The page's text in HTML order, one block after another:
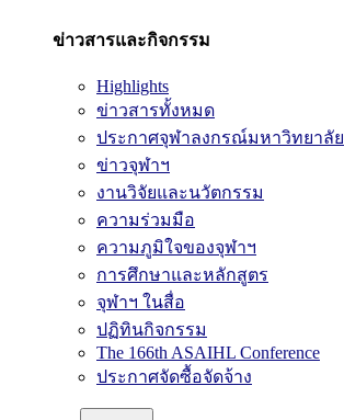
ข่าวสารและกิจกรรม
Highlights
ข่าวสารทั้งหมด
ประกาศจุฬาลงกรณ์มหาวิทยาลัย
ข่าวจุฬาฯ
งานวิจัยและนวัตกรรม
ความร่วมมือ
ความภูมิใจของจุฬาฯ
การศึกษาและหลักสูตร
จุฬาฯ ในสื่อ
ปฏิทินกิจกรรม
The 166th ASAIHL Conference
ประกาศจัดซื้อจัดจ้าง